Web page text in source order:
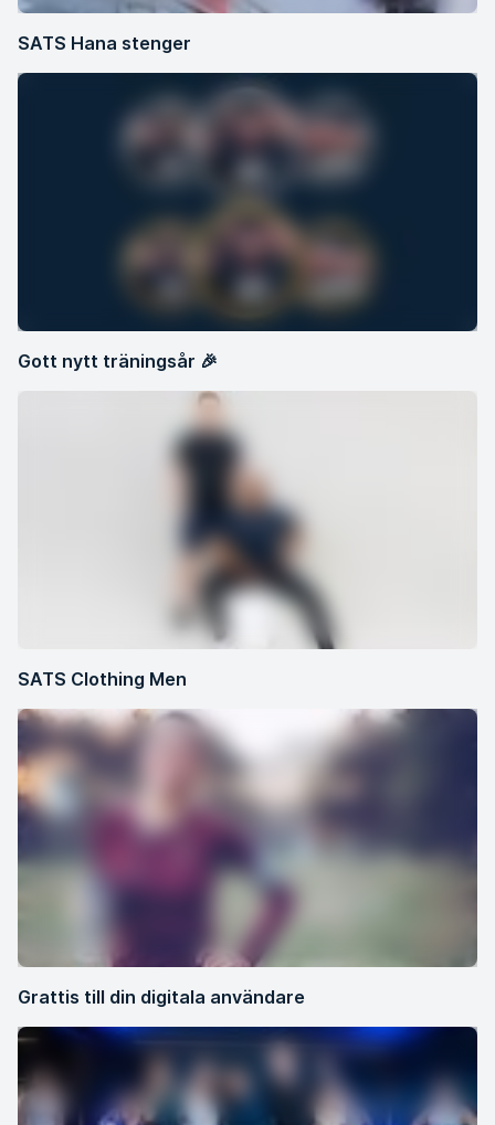
SATS Hana stenger
Gott nytt träningsår 🎉
SATS Clothing Men
Grattis till din digitala användare